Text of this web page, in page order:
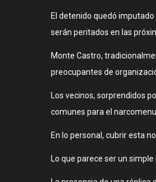
El detenido quedó
serán peritados en las
Monte Castro,
preocupantes de
Los vecinos, sorprendidos
comunes para el
En lo personal, cubrir esta
Lo que parece ser un